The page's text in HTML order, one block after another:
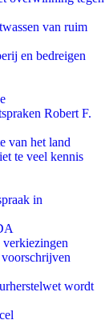
van ruim
en bedreigen
Robert F.
van het land
te veel kennis
in
wordt